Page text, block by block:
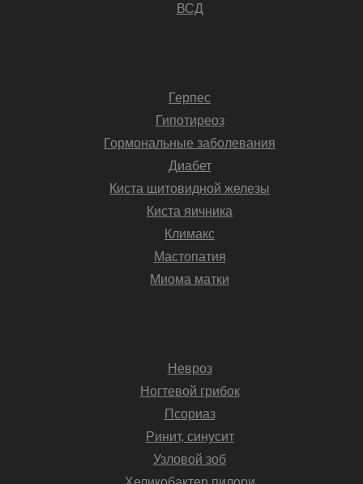
ВСД
Герпес
Гипотиреоз
Гормональные заболевания
Диабет
Киста щитовидной железы
Киста яичника
Климакс
Мастопатия
Миома матки
Невроз
Ногтевой грибок
Псориаз
Ринит, синусит
Узловой зоб